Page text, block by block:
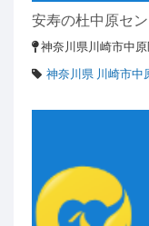
安寿の杜中原セ
神奈川県川崎市中
神奈川県 川崎市中